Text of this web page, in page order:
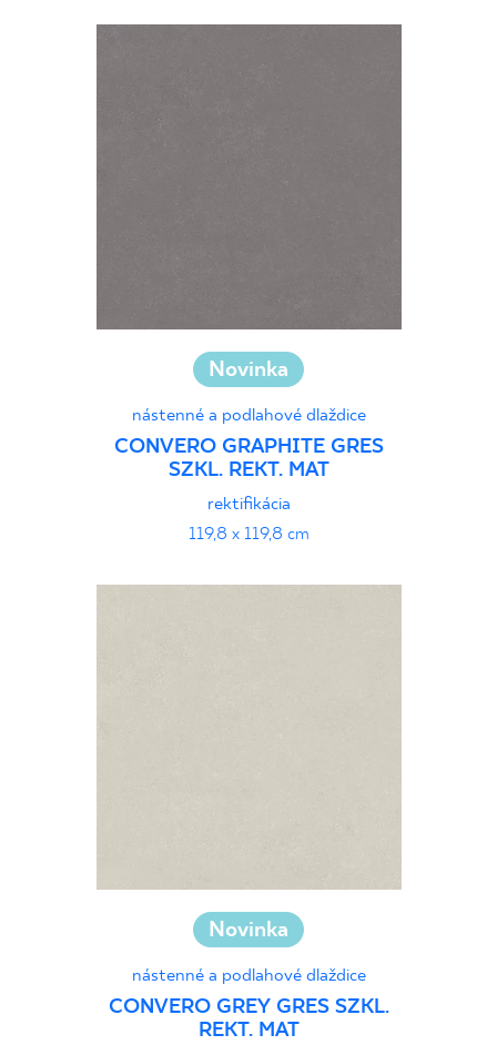
Novinka
nástenné a podlahové dlaždice
CONVERO GRAPHITE GRES
SZKL. REKT. MAT
rektifikácia
119,8 x 119,8 cm
Novinka
nástenné a podlahové dlaždice
CONVERO GREY GRES SZKL.
REKT. MAT